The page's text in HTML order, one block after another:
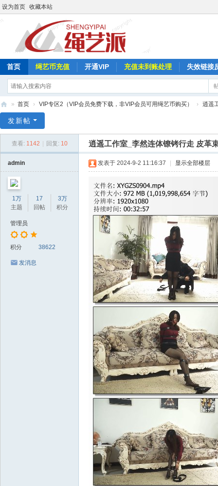
设为首页 收藏本站
首页 绳艺币充值 开通VIP 充值未到账处理 失效链接
艺
» 首页 › VIP专区2（VIP会员免费下载，非VIP会员可用绳艺币购买） › 逍遥
发新帖
查看: 1142 回复: 10 逍遥工作室_李然连体镣铐行走 皮革
admin
1万
主题
17
回帖
3万
积分
管理员
积分 38622
发消息
发表于 2024-9-2 11:16:37 显示全部楼层